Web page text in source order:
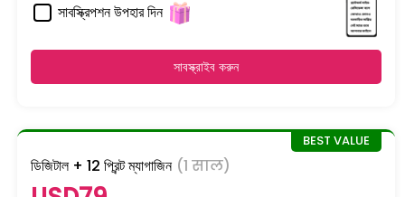
সাবস্ক্রিপশন উপহার দিন
সাবস্ক্রাইব করুন
ডিজিটাল + 12 প্রিন্ট ম্যাগাজিন (1 साल)